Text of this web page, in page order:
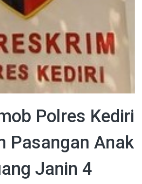
Polres Kediri
Pasangan Anak
Janin 4